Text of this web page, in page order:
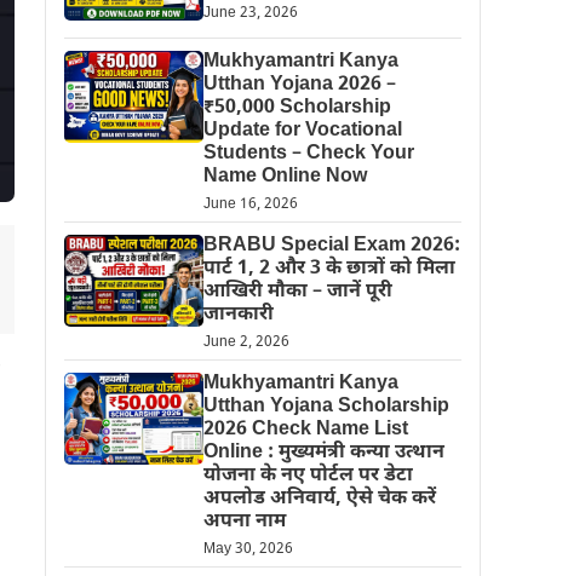
June 23, 2026
Mukhyamantri Kanya
Utthan Yojana 2026 –
₹50,000 Scholarship
Update for Vocational
Students – Check Your
Name Online Now
June 16, 2026
BRABU Special Exam 2026:
पार्ट 1, 2 और 3 के छात्रों को मिला
आखिरी मौका – जानें पूरी
जानकारी
June 2, 2026
Mukhyamantri Kanya
Utthan Yojana Scholarship
2026 Check Name List
Online : मुख्यमंत्री कन्या उत्थान
योजना के नए पोर्टल पर डेटा
अपलोड अनिवार्य, ऐसे चेक करें
अपना नाम
May 30, 2026